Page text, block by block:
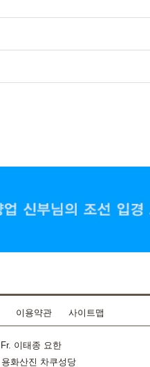
이용약관 사이트맵
이태종 요한
화산진 차쿠성당